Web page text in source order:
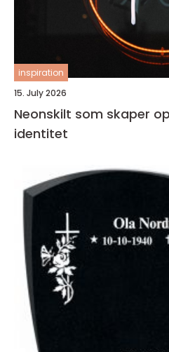
inspiration
15. July 2026
Neonskilt som skaper
identitet